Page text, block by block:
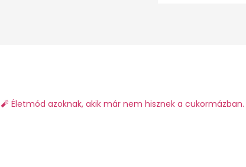
🧨 Életmód azoknak, akik már nem hisznek a cukormázban.